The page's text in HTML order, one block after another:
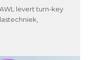
levert turn-key